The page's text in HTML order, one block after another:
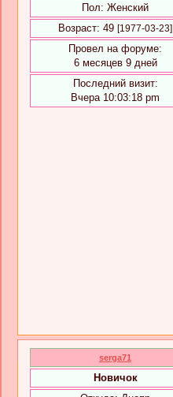
Пол: Женский
Возраст: 49 [1977-03-23]
Провел на форуме:
6 месяцев 9 дней
Последний визит:
Вчера 10:03:18 pm
serga71
Новичок